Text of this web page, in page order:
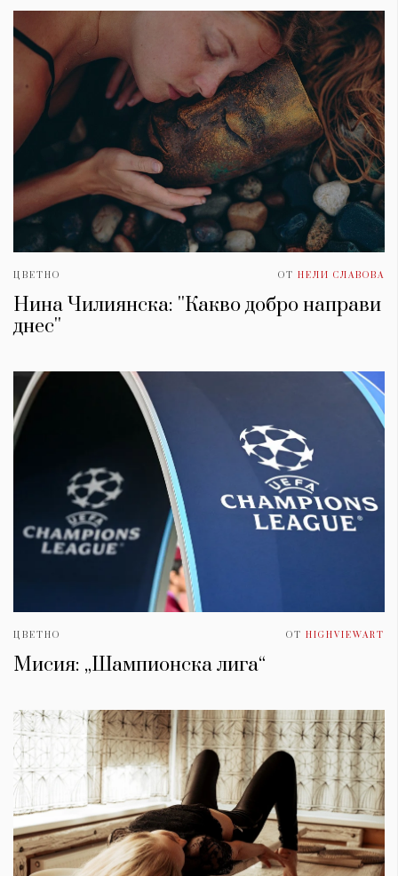
ЦВЕТНО ОТ НЕЛИ СЛАВОВА
Нина Чилиянска: ''Какво добро направи
днес''
ЦВЕТНО ОТ HIGHVIEWART
Мисия: „Шампионска лига“